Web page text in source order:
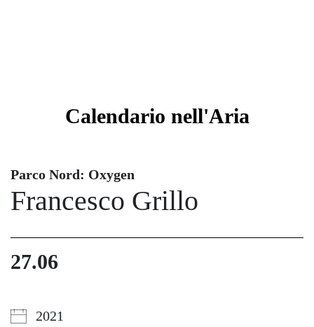
Calendario nell'Aria
Parco Nord: Oxygen
Francesco Grillo
27.06
2021